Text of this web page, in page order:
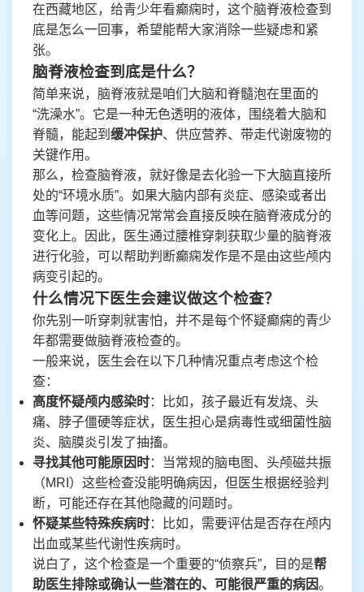
在西藏地区，给青少年看癫痫时，这个脑脊液检查到
底是怎么一回事，希望能帮大家消除一些疑虑和紧
张。
脑脊液检查到底是什么？
简单来说，脑脊液就是咱们大脑和脊髓泡在里面的
“洗澡水”。它是一种无色透明的液体，围绕着大脑和
脊髓，能起到 缓冲保护、供应营养、带走代谢废物的
关键作用。
那么，检查脑脊液，就好像是去化验一下大脑直接所
处的“环境水质”。如果大脑内部有炎症、感染或者出
血等问题，这些情况常常会直接反映在脑脊液成分的
变化上。因此，医生通过腰椎穿刺获取少量的脑脊液
进行化验，可以帮助判断癫痫发作是不是由这些颅内
病变引起的。
什么情况下医生会建议做这个检查？
你先别一听穿刺就害怕，并不是每个怀疑癫痫的青少
年都需要做脑脊液检查的。
一般来说，医生会在以下几种情况重点考虑这个检
查：
高度怀疑颅内感染时：比如，孩子最近有发烧、头
痛、脖子僵硬等症状，医生担心是病毒性或细菌性脑
炎、脑膜炎引发了抽搐。
寻找其他可能原因时：当常规的脑电图、头颅磁共振
（MRI）这些检查没能明确病因，但医生根据经验判
断，可能还存在其他隐藏的问题时。
怀疑某些特殊疾病时：比如，需要评估是否存在颅内
出血或某些代谢性疾病时。
说白了，这个检查是一个重要的“侦察兵”，目的是帮
助医生排除或确认一些潜在的、可能很严重的病因。